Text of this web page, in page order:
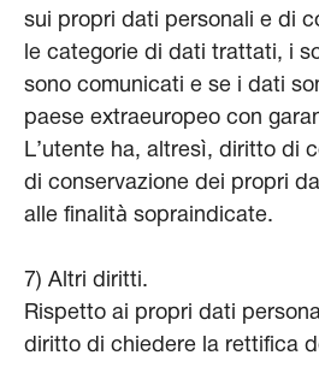
sui propri dati personali e di
le categorie di dati trattati, i
sono comunicati e se i dati
paese extraeuropeo con
L’utente ha, altresì, diritto di
di conservazione dei propri
alle finalità sopraindicate.
7) Altri diritti.
Rispetto ai propri dati
diritto di chiedere la rettifica